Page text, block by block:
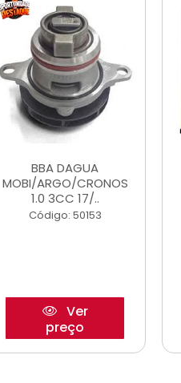
BBA DAGUA
MOBI/ARGO/CRONOS
1.0 3CC 17/..
Código: 50153
Ver
preço